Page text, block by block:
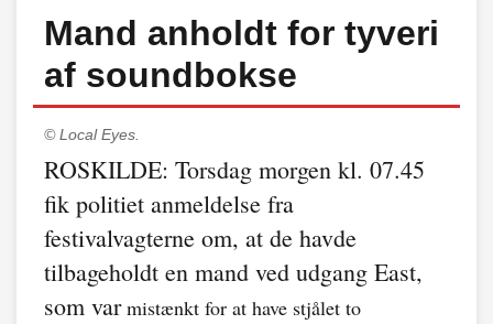
Mand anholdt for tyveri
af soundbokse
© Local Eyes.
ROSKILDE: Torsdag morgen kl. 07.45
fik politiet anmeldelse fra
festivalvagterne om, at de havde
tilbageholdt en mand ved udgang East,
som varmistænkt for at have stjålet to